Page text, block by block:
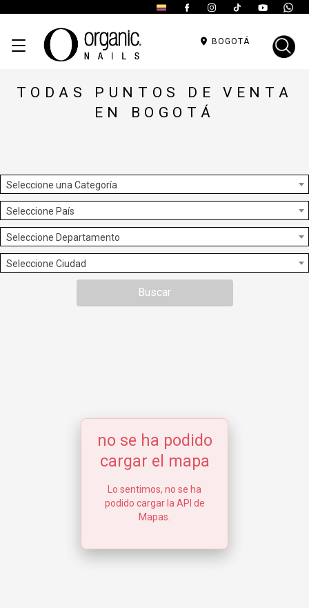
BOGOTÁ
TODAS PUNTOS DE VENTA
EN BOGOTÁ
Seleccione una Categoría
Seleccione País
Seleccione Departamento
Seleccione Ciudad
Buscar
no se ha podido
cargar el mapa
Lo sentimos, no se ha
podido cargar la API de
Mapas.